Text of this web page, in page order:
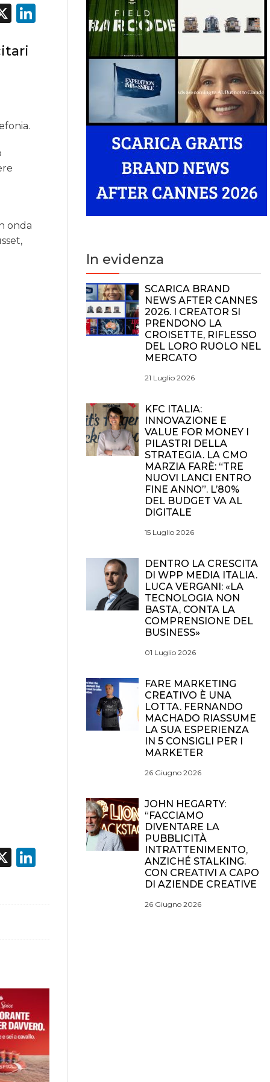
X LinkedIn
onda
X LinkedIn
In evidenza
SCARICA BRAND
NEWS AFTER CANNES
2026. I CREATOR SI
PRENDONO LA
CROISETTE, RIFLESSO
DEL LORO RUOLO NEL
MERCATO
21 Luglio 2026
KFC ITALIA:
INNOVAZIONE E
VALUE FOR MONEY I
PILASTRI DELLA
STRATEGIA. LA CMO
MARZIA FARÈ: “TRE
NUOVI LANCI ENTRO
FINE ANNO”. L’80%
DEL BUDGET VA AL
DIGITALE
15 Luglio 2026
DENTRO LA CRESCITA
DI WPP MEDIA ITALIA.
LUCA VERGANI: «LA
TECNOLOGIA NON
BASTA, CONTA LA
COMPRENSIONE DEL
BUSINESS»
01 Luglio 2026
FARE MARKETING
CREATIVO È UNA
LOTTA. FERNANDO
MACHADO RIASSUME
LA SUA ESPERIENZA
IN 5 CONSIGLI PER I
MARKETER
26 Giugno 2026
JOHN HEGARTY:
“FACCIAMO
DIVENTARE LA
PUBBLICITÀ
INTRATTENIMENTO,
ANZICHÉ STALKING.
CON CREATIVI A CAPO
DI AZIENDE CREATIVE
26 Giugno 2026